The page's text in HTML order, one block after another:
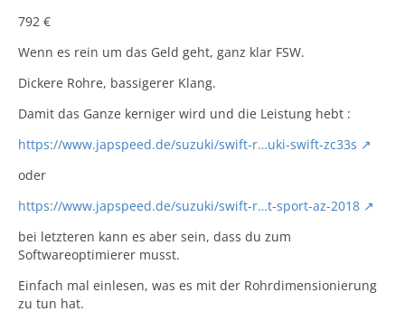
792 €
Wenn es rein um das Geld geht, ganz klar FSW.
Dickere Rohre, bassigerer Klang.
Damit das Ganze kerniger wird und die Leistung hebt :
https://www.japspeed.de/suzuki/swift-r…uki-swift-zc33s
oder
https://www.japspeed.de/suzuki/swift-r…t-sport-az-2018
bei letzteren kann es aber sein, dass du zum
Softwareoptimierer musst.
Einfach mal einlesen, was es mit der Rohrdimensionierung
zu tun hat.